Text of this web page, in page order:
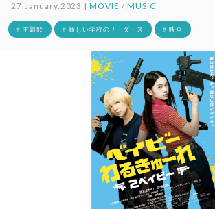
27.January.2023 |MOVIE / MUSIC
# 主題歌 # 新しい学校のリーダーズ # 映画